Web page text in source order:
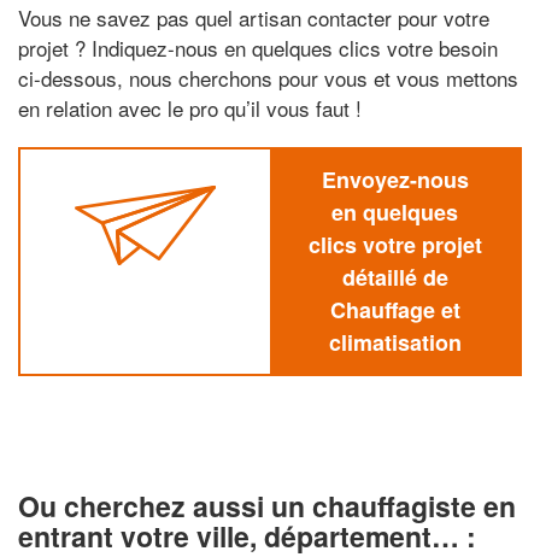
Vous ne savez pas quel artisan contacter pour votre
projet ? Indiquez-nous en quelques clics votre besoin
ci-dessous, nous cherchons pour vous et vous mettons
en relation avec le pro qu’il vous faut !
Envoyez-nous
en quelques
clics votre projet
détaillé de
Chauffage et
climatisation
Ou cherchez aussi un chauffagiste en
entrant votre ville, département… :